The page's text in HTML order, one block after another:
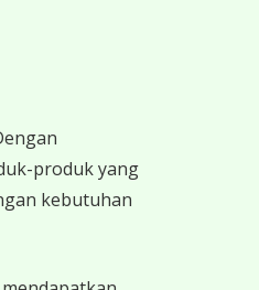
produk yang
kebutuhan